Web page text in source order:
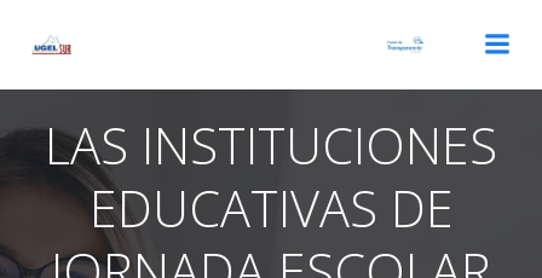
LAS INSTITUCIONES
EDUCATIVAS DE